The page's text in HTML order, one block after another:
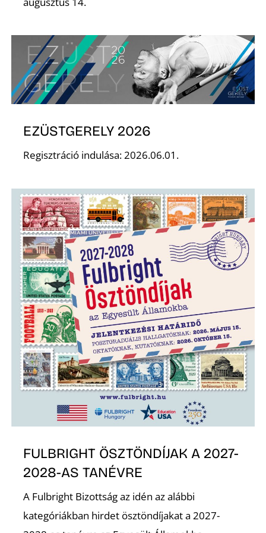
EZÜSTGERELY 2026
Regisztráció indulása: 2026.06.01.
FULBRIGHT ÖSZTÖNDÍJAK A 2027-
2028-AS TANÉVRE
A Fulbright Bizottság az idén az alábbi
kategóriákban hirdet ösztöndíjakat a 2027-